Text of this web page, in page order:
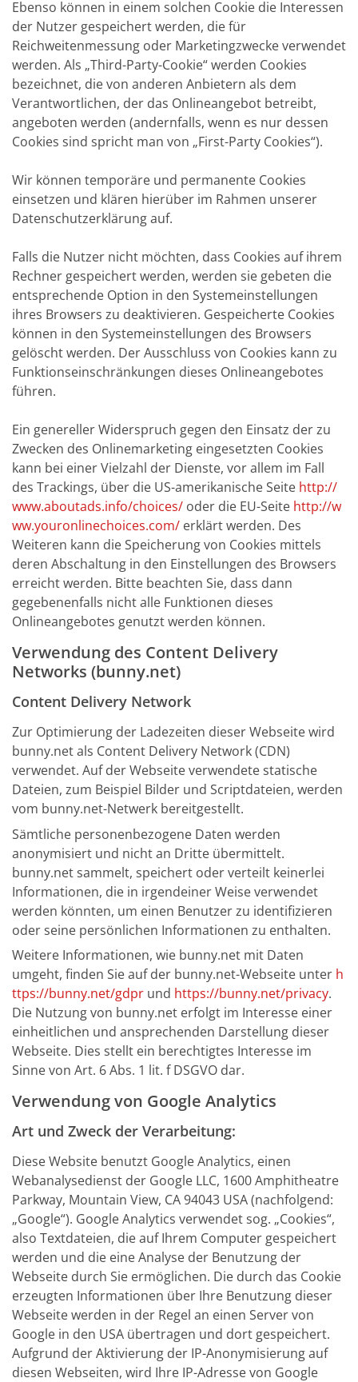
Ebenso können in einem solchen Cookie die Interessen
der Nutzer gespeichert werden, die für
Reichweitenmessung oder Marketingzwecke verwendet
werden. Als „Third-Party-Cookie“ werden Cookies
bezeichnet, die von anderen Anbietern als dem
Verantwortlichen, der das Onlineangebot betreibt,
angeboten werden (andernfalls, wenn es nur dessen
Cookies sind spricht man von „First-Party Cookies“).
Wir können temporäre und permanente Cookies
einsetzen und klären hierüber im Rahmen unserer
Datenschutzerklärung auf.
Falls die Nutzer nicht möchten, dass Cookies auf ihrem
Rechner gespeichert werden, werden sie gebeten die
entsprechende Option in den Systemeinstellungen
ihres Browsers zu deaktivieren. Gespeicherte Cookies
können in den Systemeinstellungen des Browsers
gelöscht werden. Der Ausschluss von Cookies kann zu
Funktionseinschränkungen dieses Onlineangebotes
führen.
Ein genereller Widerspruch gegen den Einsatz der zu
Zwecken des Onlinemarketing eingesetzten Cookies
kann bei einer Vielzahl der Dienste, vor allem im Fall
des Trackings, über die US-amerikanische Seite http://
www.aboutads.info/choices/ oder die EU-Seite http://w
ww.youronlinechoices.com/ erklärt werden. Des
Weiteren kann die Speicherung von Cookies mittels
deren Abschaltung in den Einstellungen des Browsers
erreicht werden. Bitte beachten Sie, dass dann
gegebenenfalls nicht alle Funktionen dieses
Onlineangebotes genutzt werden können.
Verwendung des Content Delivery
Networks (bunny.net)
Content Delivery Network
Zur Optimierung der Ladezeiten dieser Webseite wird
bunny.net als Content Delivery Network (CDN)
verwendet. Auf der Webseite verwendete statische
Dateien, zum Beispiel Bilder und Scriptdateien, werden
vom bunny.net-Netwerk bereitgestellt.
Sämtliche personenbezogene Daten werden
anonymisiert und nicht an Dritte übermittelt.
bunny.net sammelt, speichert oder verteilt keinerlei
Informationen, die in irgendeiner Weise verwendet
werden könnten, um einen Benutzer zu identifizieren
oder seine persönlichen Informationen zu enthalten.
Weitere Informationen, wie bunny.net mit Daten
umgeht, finden Sie auf der bunny.net-Webseite unter h
ttps://bunny.net/gdpr und https://bunny.net/privacy.
Die Nutzung von bunny.net erfolgt im Interesse einer
einheitlichen und ansprechenden Darstellung dieser
Webseite. Dies stellt ein berechtigtes Interesse im
Sinne von Art. 6 Abs. 1 lit. f DSGVO dar.
Verwendung von Google Analytics
Art und Zweck der Verarbeitung:
Diese Website benutzt Google Analytics, einen
Webanalysedienst der Google LLC, 1600 Amphitheatre
Parkway, Mountain View, CA 94043 USA (nachfolgend:
„Google“). Google Analytics verwendet sog. „Cookies“,
also Textdateien, die auf Ihrem Computer gespeichert
werden und die eine Analyse der Benutzung der
Webseite durch Sie ermöglichen. Die durch das Cookie
erzeugten Informationen über Ihre Benutzung dieser
Webseite werden in der Regel an einen Server von
Google in den USA übertragen und dort gespeichert.
Aufgrund der Aktivierung der IP-Anonymisierung auf
diesen Webseiten, wird Ihre IP-Adresse von Google